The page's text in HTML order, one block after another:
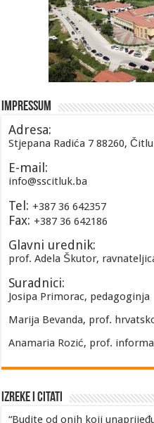
Impressum
Adresa:
Stjepana Radića 7 88260,
E-mail:
info@sscitluk.ba
Tel: +387 36 642357
Fax: +387 36 642186
Glavni urednik:
prof. Adela Škutor,
Suradnici:
Josipa Primorac, pedagoginja
Marija Bevanda, prof.
Anamaria Rozić, prof.
Izreke i Citati
“Budite od onih koji